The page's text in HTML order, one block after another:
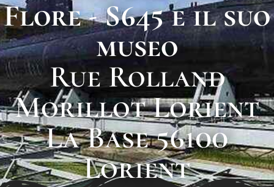
Flore - S645 e il suo
museo
Rue Rolland
Morillot Lorient
La Base 56100
Lorient